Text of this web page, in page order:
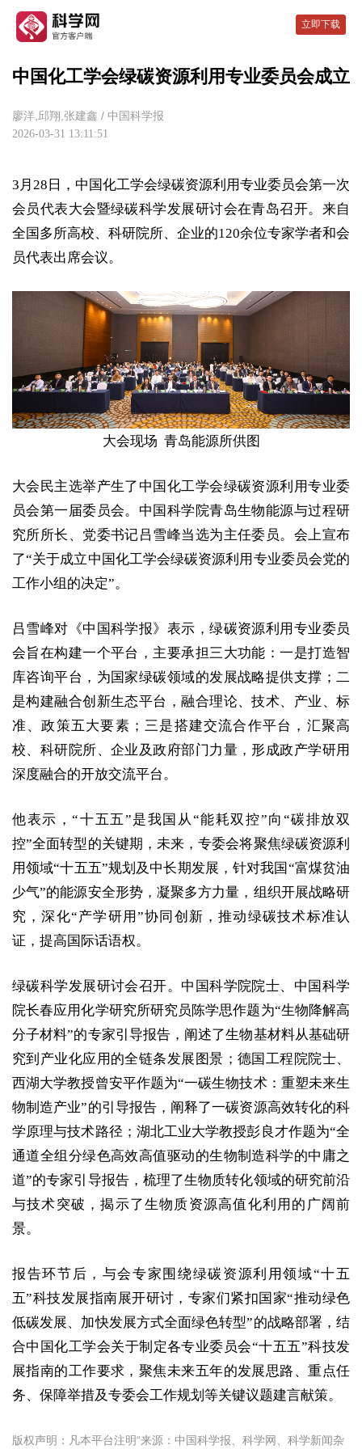
中国化工学会绿碳资源利用专业委员会成立
廖洋,邱翔,张建鑫 / 中国科学报
2026-03-31 13:11:51
3月28日，中国化工学会绿碳资源利用专业委员会第一次
会员代表大会暨绿碳科学发展研讨会在青岛召开。来自
全国多所高校、科研院所、企业的120余位专家学者和会
员代表出席会议。
大会现场 青岛能源所供图
大会民主选举产生了中国化工学会绿碳资源利用专业委
员会第一届委员会。中国科学院青岛生物能源与过程研
究所所长、党委书记吕雪峰当选为主任委员。会上宣布
了“关于成立中国化工学会绿碳资源利用专业委员会党的
工作小组的决定”。
吕雪峰对《中国科学报》表示，绿碳资源利用专业委员
会旨在构建一个平台，主要承担三大功能：一是打造智
库咨询平台，为国家绿碳领域的发展战略提供支撑；二
是构建融合创新生态平台，融合理论、技术、产业、标
准、政策五大要素；三是搭建交流合作平台，汇聚高
校、科研院所、企业及政府部门力量，形成政产学研用
深度融合的开放交流平台。
他表示，“十五五”是我国从“能耗双控”向“碳排放双
控”全面转型的关键期，未来，专委会将聚焦绿碳资源利
用领域“十五五”规划及中长期发展，针对我国“富煤贫油
少气”的能源安全形势，凝聚多方力量，组织开展战略研
究，深化“产学研用”协同创新，推动绿碳技术标准认
证，提高国际话语权。
绿碳科学发展研讨会召开。中国科学院院士、中国科学
院长春应用化学研究所研究员陈学思作题为“生物降解高
分子材料”的专家引导报告，阐述了生物基材料从基础研
究到产业化应用的全链条发展图景；德国工程院院士、
西湖大学教授曾安平作题为“一碳生物技术：重塑未来生
物制造产业”的引导报告，阐释了一碳资源高效转化的科
学原理与技术路径；湖北工业大学教授彭良才作题为“全
通道全组分绿色高效高值驱动的生物制造科学的中庸之
道”的专家引导报告，梳理了生物质转化领域的研究前沿
与技术突破，揭示了生物质资源高值化利用的广阔前
景。
报告环节后，与会专家围绕绿碳资源利用领域“十五
五”科技发展指南展开研讨，专家们紧扣国家“推动绿色
低碳发展、加快发展方式全面绿色转型”的战略部署，结
合中国化工学会关于制定各专业委员会“十五五”科技发
展指南的工作要求，聚焦未来五年的发展思路、重点任
务、保障举措及专委会工作规划等关键议题建言献策。
版权声明：凡本平台注明“来源：中国科学报、科学网、科学新闻杂
立即下载